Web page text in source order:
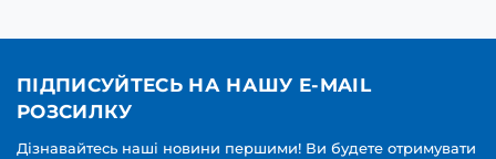
ПІДПИСУЙТЕСЬ НА НАШУ E-MAIL
РОЗСИЛКУ
Дізнавайтесь наші новини першими! Ви будете отримувати